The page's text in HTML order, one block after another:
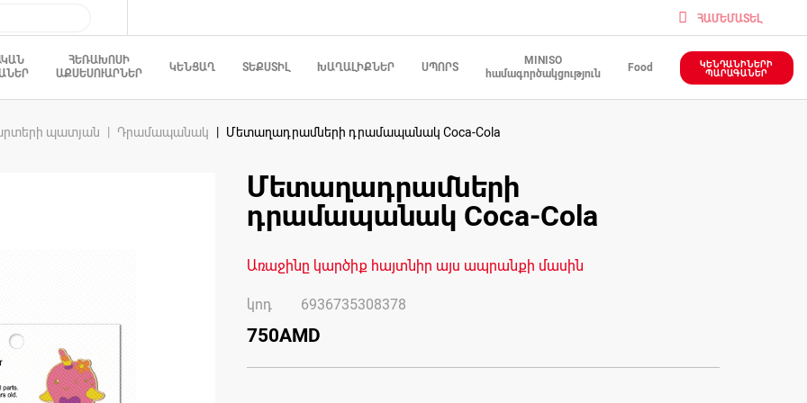
ՀԱՄԵՄԱՏԵԼ
ՀԵՌԱԽՈՍԻ
ԱՔՍԵՍՈՒԱՐՆԵՐ
ԿԵՆՑԱՂ ՏԵՔՍՏԻԼ ԽԱՂԱԼԻՔՆԵՐ ՍՊՈՐՏ
MINISO
համագործակցություն
Food
ԿԵՆԴԱՆԻՆԵՐԻ
ՊԱՐԱԳԱՆԵՐ
պատյան Դրամապանակ Մետաղադրամների դրամապանակ Coca-Cola
Մետաղադրամների
դրամապանակ Coca-Cola
Առաջինը կարծիք հայտնիր այս ապրանքի մասին
կոդ 6936735308378
750AMD